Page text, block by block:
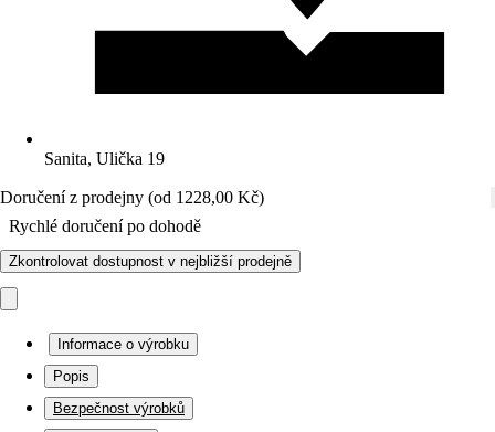
Sanita, Ulička 19
Doručení z prodejny (od 1228,00 Kč)
Rychlé doručení po dohodě
Zkontrolovat dostupnost v nejbližší prodejně
Informace o výrobku
Popis
Bezpečnost výrobků